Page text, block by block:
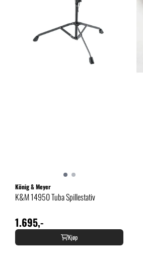
König & Meyer
K&M 14950 Tuba Spillestativ
1.695,-
Kjøp